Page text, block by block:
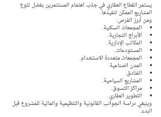
يستمر القطاع العقاري في جذب اهتمام المستثمرين بفضل تنوع
المشاريع الممكن تنفيذها.
ومن أبرز الفرص:
المجمعات السكنية.
الأبراج التجارية.
المكاتب الإدارية.
المستودعات.
المجمعات متعددة الاستخدام.
المدن الصناعية.
الفنادق.
المشاريع السياحية.
مراكز التسوق.
التطوير العقاري.
وينبغي دراسة الجوانب القانونية والتنظيمية والمالية للمشروع قبل
البدء.